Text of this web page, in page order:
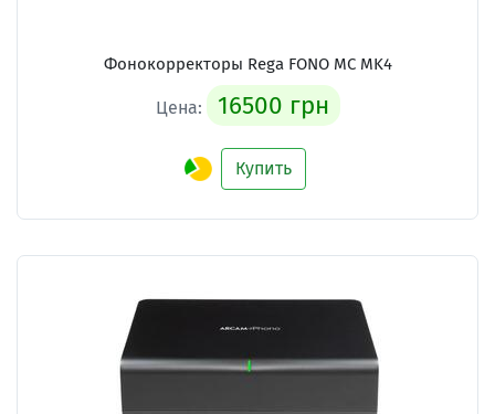
Фонокорректоры Rega FONO MC MK4
Цена: 16500 грн
Купить